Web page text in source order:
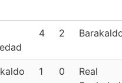
4 2
1 0
Real